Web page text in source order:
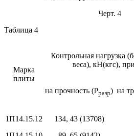
Черт. 4
Таблица 4
Марка
плиты
Контрольная нагрузка
веса), кН(кгс),
на прочность (Pразр) на
1П14.15.12
134, 43 (13708)